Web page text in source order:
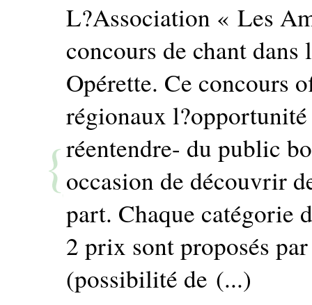
L?Association « Les
concours de chant
Opérette. Ce concours
régionaux
réentendre- du public
occasion de découvrir
part. Chaque catégorie
2 prix sont proposés
(possibilité de (...)